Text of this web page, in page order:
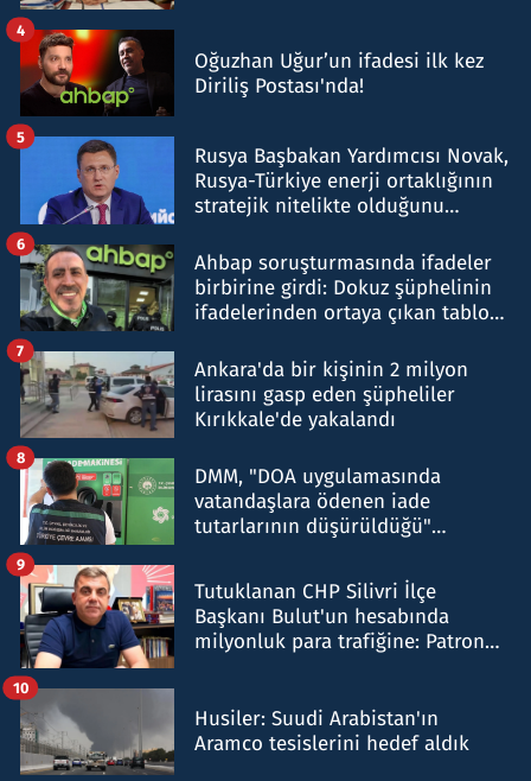
Oğuzhan Uğur’un ifadesi ilk kez
Diriliş Postası'nda!
4
Rusya Başbakan Yardımcısı Novak,
Rusya-Türkiye enerji ortaklığının
stratejik nitelikte olduğunu
5
Ahbap soruşturmasında ifadeler
birbirine girdi: Dokuz şüphelinin
ifadelerinden ortaya çıkan tablo
6
Ankara'da bir kişinin 2 milyon
lirasını gasp eden şüpheliler
Kırıkkale'de yakalandı
7
DMM, "DOA uygulamasında
vatandaşlara ödenen iade
tutarlarının düşürüldüğü"
8
Tutuklanan CHP Silivri İlçe
Başkanı Bulut'un hesabında
milyonluk para trafiğine: Patron
9
Husiler: Suudi Arabistan'ın
Aramco tesislerini hedef aldık
10